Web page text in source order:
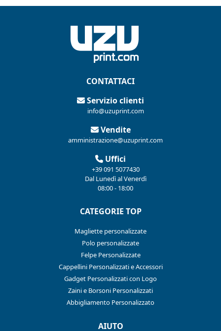
CONTATTACI
Servizio clienti
info@uzuprint.com
Vendite
amministrazione@uzuprint.com
Uffici
+39 091 5077430
Dal Lunedì al Venerdì
08:00 - 18:00
CATEGORIE TOP
Magliette personalizzate
Polo personalizzate
Felpe Personalizzate
Cappellini Personalizzati e Accessori
Gadget Personalizzati con Logo
Zaini e Borsoni Personalizzati
Abbigliamento Personalizzato
AIUTO